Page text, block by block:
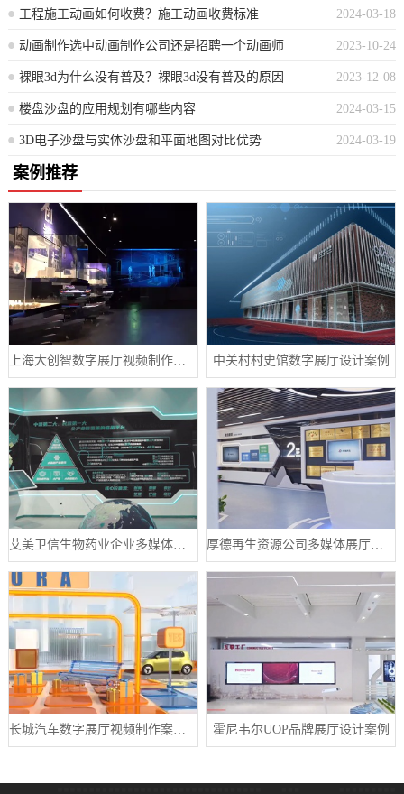
2024-03-18
工程施工动画如何收费？施工动画收费标准
2023-10-24
动画制作选中动画制作公司还是招聘一个动画师
2023-12-08
裸眼3d为什么没有普及？裸眼3d没有普及的原因
2024-03-15
楼盘沙盘的应用规划有哪些内容
2024-03-19
3D电子沙盘与实体沙盘和平面地图对比优势
案例推荐
上海大创智数字展厅视频制作案例分享 中关村村史馆数字展厅设计案例
艾美卫信生物药业企业多媒体数字展厅案例 厚德再生资源公司多媒体展厅设计案例
长城汽车数字展厅视频制作案例分享 霍尼韦尔UOP品牌展厅设计案例